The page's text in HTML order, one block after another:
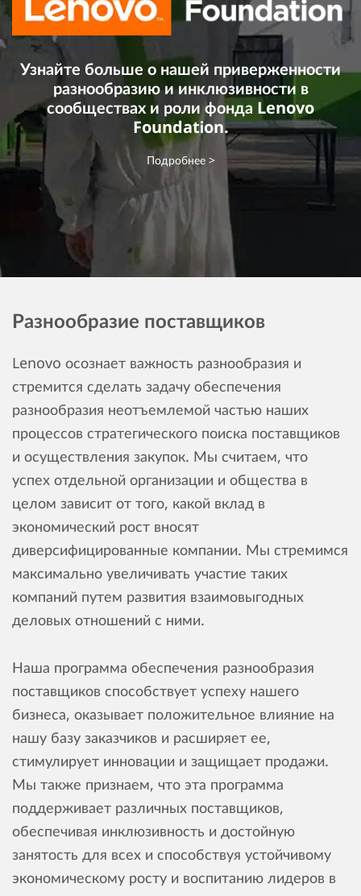
Узнайте больше о нашей приверженности
разнообразию и инклюзивности в
сообществах и роли фонда Lenovo
Foundation.
Подробнее >
Разнообразие поставщиков
Lenovo осознает важность разнообразия и
стремится сделать задачу обеспечения
разнообразия неотъемлемой частью наших
процессов стратегического поиска поставщиков
и осуществления закупок. Мы считаем, что
успех отдельной организации и общества в
целом зависит от того, какой вклад в
экономический рост вносят
диверсифицированные компании. Мы стремимся
максимально увеличивать участие таких
компаний путем развития взаимовыгодных
деловых отношений с ними.
Наша программа обеспечения разнообразия
поставщиков способствует успеху нашего
бизнеса, оказывает положительное влияние на
нашу базу заказчиков и расширяет ее,
стимулирует инновации и защищает продажи.
Мы также признаем, что эта программа
поддерживает различных поставщиков,
обеспечивая инклюзивность и достойную
занятость для всех и способствуя устойчивому
экономическому росту и воспитанию лидеров в